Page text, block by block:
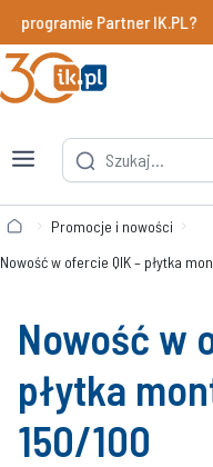
Partner IK.PL?
Promocje i nowości
Nowość w ofercie QIK – płytka
Nowość w
płytka
150/100